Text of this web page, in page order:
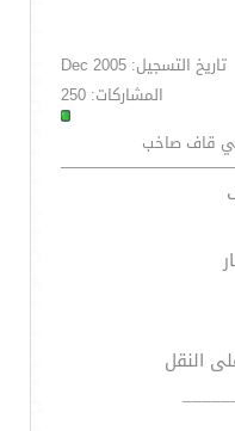
تاريخ التسجيل: Dec 2005
المشاركات: 250
قاف صاخب
النقل